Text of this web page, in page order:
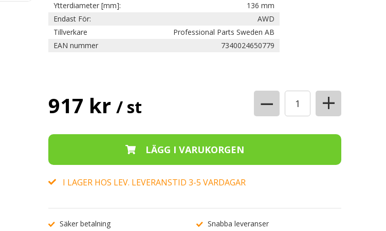
Ytterdiameter [mm]:
136 mm
Endast För:
AWD
Tillverkare
Professional Parts Sweden AB
EAN nummer
7340024650779
917 kr / st − +
I LAGER HOS LEV. LEVERANSTID 3-5 VARDAGAR
Säker betalning
Snabba leveranser